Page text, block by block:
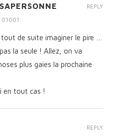
de suite imaginer le pire …
la seule ! Allez, on va
plus gaies la prochaine
en tout cas !
REPLY
REPLY